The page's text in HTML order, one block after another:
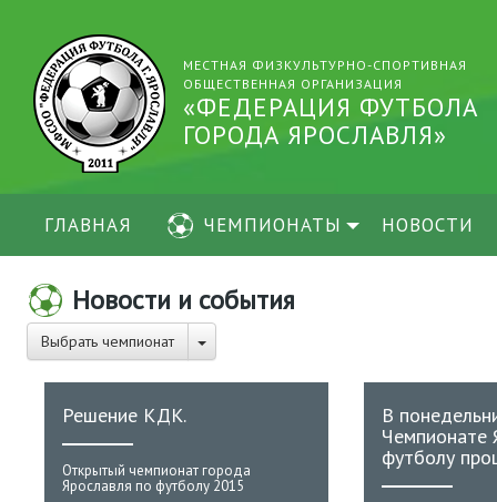
МЕСТНАЯ ФИЗКУЛЬТУРНО-СПОРТИВНАЯ
ОБЩЕСТВЕННАЯ ОРГАНИЗАЦИЯ
«ФЕДЕРАЦИЯ ФУТБОЛА
ГОРОДА ЯРОСЛАВЛЯ»
ГЛАВНАЯ ЧЕМПИОНАТЫ НОВОСТИ
Новости и события
Выбрать чемпионат
Решение КДК.
Открытый чемпионат города
Ярославля по футболу 2015
В
Чемпионате
футболу